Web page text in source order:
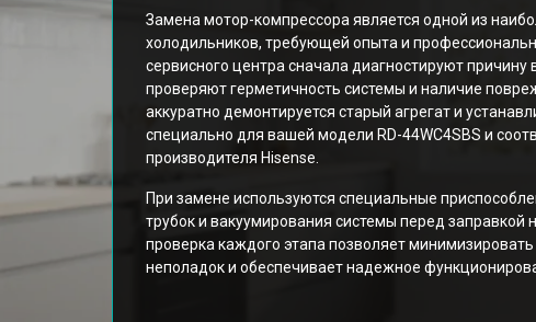
Замена мотор-компрессора является одной из
холодильников, требующей опыта и
сервисного центра сначала диагностируют причину
проверяют герметичность системы и наличие
аккуратно демонтируется старый агрегат и
специально для вашей модели RD-44WC4SBS и
производителя Hisense.
При замене используются специальные
трубок и вакуумирования системы перед
проверка каждого этапа позволяет
неполадок и обеспечивает надежное